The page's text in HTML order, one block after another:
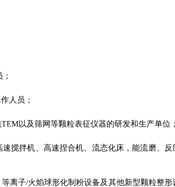
人员；
以及筛网等颗粒表征仪器的研发和生产单位；
搅拌机、高速捏合机、流态化床，能流磨、反
离子/火焰球形化制粉设备及其他新型颗粒整形